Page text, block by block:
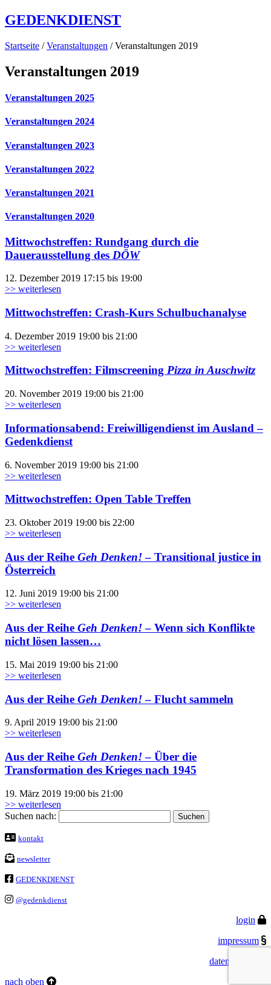
GEDENKDIENST
Startseite /Veranstaltungen / Veranstaltungen 2019
Veranstaltungen 2019
Veranstaltungen 2025
Veranstaltungen 2024
Veranstaltungen 2023
Veranstaltungen 2022
Veranstaltungen 2021
Veranstaltungen 2020
Mittwochstreffen: Rundgang durch die
Dauerausstellung des DÖW
12. Dezember 2019 17:15 bis 19:00
>> weiterlesen
Mittwochstreffen: Crash-Kurs Schulbuchanalyse
4. Dezember 2019 19:00 bis 21:00
>> weiterlesen
Mittwochstreffen: Filmscreening Pizza in Auschwitz
20. November 2019 19:00 bis 21:00
>> weiterlesen
Informationsabend: Freiwilligendienst im Ausland –
Gedenkdienst
6. November 2019 19:00 bis 21:00
>> weiterlesen
Mittwochstreffen: Open Table Treffen
23. Oktober 2019 19:00 bis 22:00
>> weiterlesen
Aus der Reihe Geh Denken!– Transitional justice in
Österreich
12. Juni 2019 19:00 bis 21:00
>> weiterlesen
Aus der Reihe Geh Denken!– Wenn sich Konflikte
nicht lösen lassen…
15. Mai 2019 19:00 bis 21:00
>> weiterlesen
Aus der Reihe Geh Denken!– Flucht sammeln
9. April 2019 19:00 bis 21:00
>> weiterlesen
Aus der Reihe Geh Denken!– Über die
Transformation des Krieges nach 1945
19. März 2019 19:00 bis 21:00
>> weiterlesen
Suchen nach:
kontakt
newsletter
GEDENKDIENST
@gedenkdienst
login
impressum
datenschutz
nach oben